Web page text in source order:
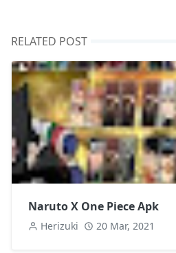
RELATED POST
Naruto X One Piece Apk
Herizuki 20 Mar, 2021